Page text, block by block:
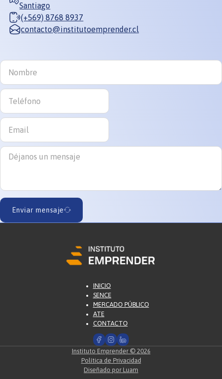
Santiago
(+569) 8768 8937
contacto@institutoemprender.cl
Enviar mensaje
INICIO
SENCE
MERCADO PÚBLICO
ATE
CONTACTO
Instituto Emprender © 2026
Política de Privacidad
Diseñado por Luam